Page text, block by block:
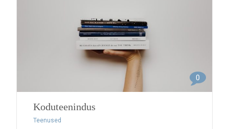
0
Koduteenindus
Teenused